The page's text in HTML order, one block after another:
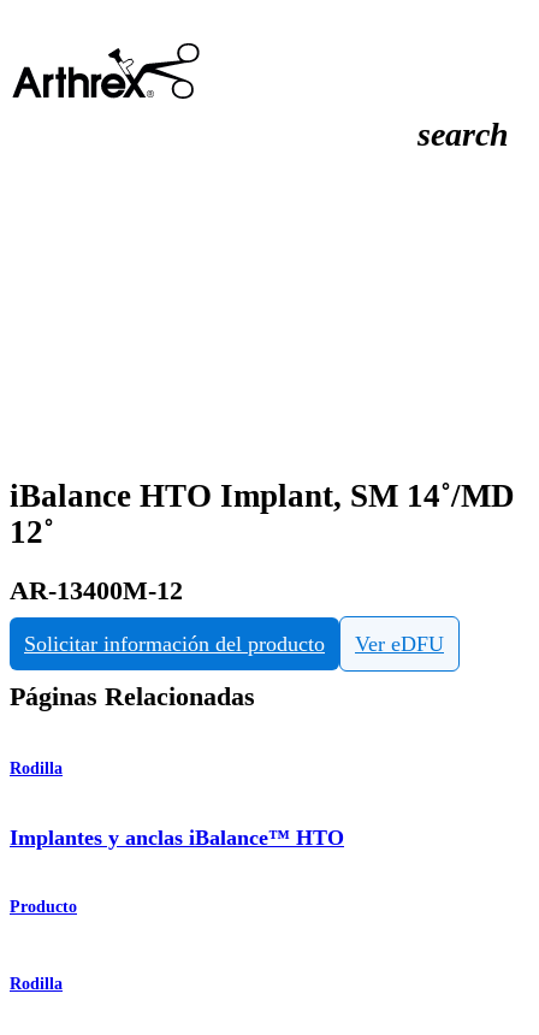
search
iBalance HTO Implant, SM 14˚/MD
12˚
AR-13400M-12
Solicitar información del producto Ver eDFU
Páginas Relacionadas
Rodilla
Implantes y anclas iBalance™ HTO
Producto
Rodilla